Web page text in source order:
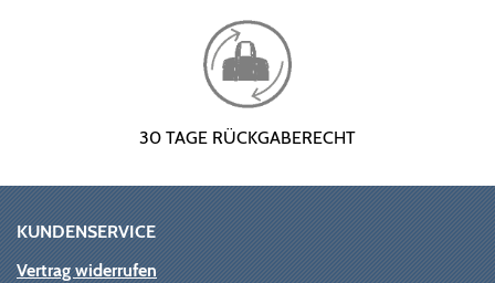
30 TAGE RÜCKGABERECHT
KUNDENSERVICE
Vertrag widerrufen